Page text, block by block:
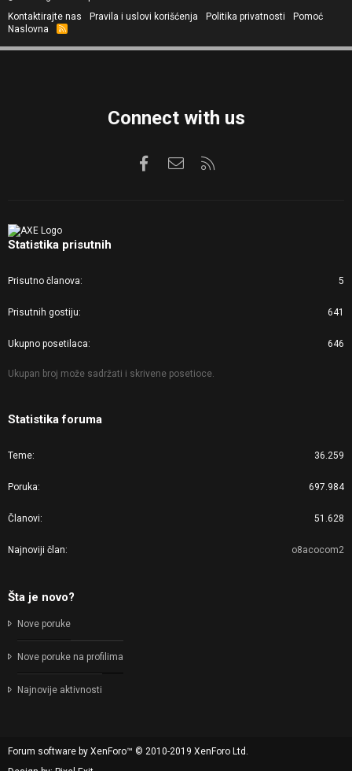
Kontaktirajte nas
Pravila i uslovi korišćenja Politika privatnosti
Pomoć
Naslovna
R
S
Connect with us
FacebookKontaktirajte nas
Statistika prisutnih
Prisutno članova 5
Prisutnih gostiju 641
Ukupno posetilaca 646
Ukupan broj može sadržati i skrivene posetioce.
Statistika foruma
Teme 36.259
Poruka 697.984
Članovi 51.628
Najnoviji član o8acocom2
Šta je novo?
Nove poruke
Nove poruke na profilima
Najnovije aktivnosti
Forum software by XenForo™ © 2010-2019 XenForo Ltd.